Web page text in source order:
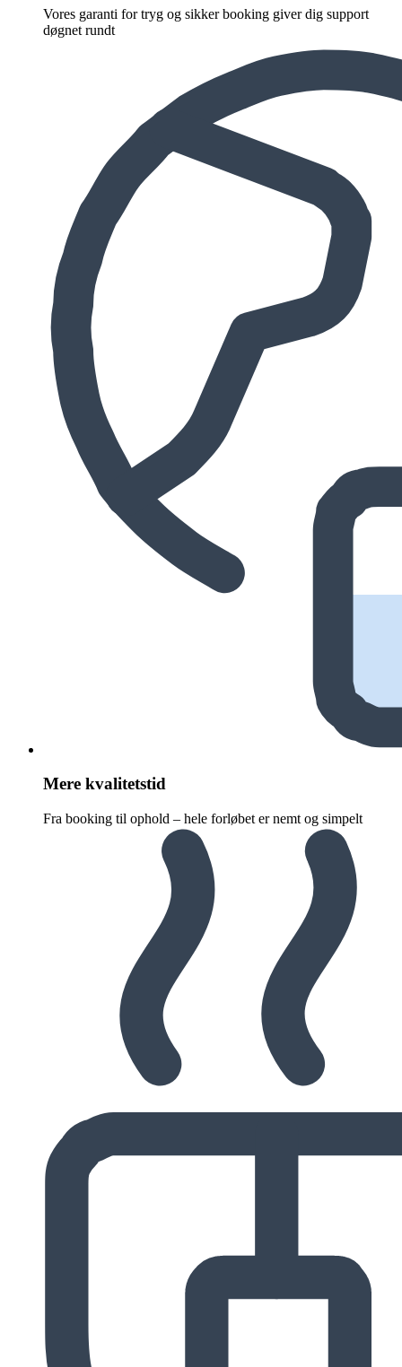
Vores garanti for tryg og sikker booking giver dig support
døgnet rundt
Mere kvalitetstid
Fra booking til ophold – hele forløbet er nemt og simpelt